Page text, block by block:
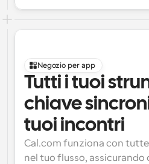
Negozio per app
Tutti i tuoi
chiave
tuoi incontri
Cal.com funziona con
nel tuo flusso,